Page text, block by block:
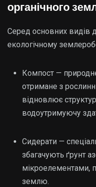
органічного
Серед основних видів
екологічному
Компост —
отримане з
відновлює
водоутримуючу
Сидерати —
збагачують ґрунт
мікроелементами,
землю.